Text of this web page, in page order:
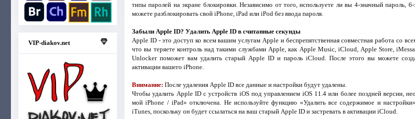
VIP-diakov.net
типы паролей на экране блокировки. Независимо от того, используете ли вы 4-значный пароль,
можете разблокировать свой iPhone, iPad или iPod без ввода пароля.
Забыли Apple ID? Удалить Apple ID в считанные секунды
Apple ID - это доступ ко всем вашим услугам Apple и беспрепятственная совместная работа со
что вы теряете контроль над такими службами Apple, как Apple Music, iCloud, Apple Store,
Unlocker поможет вам удалить старый Apple ID и пароль iCloud. После этого вы можете
активации вашего iPhone.
Внимание: После удаления Apple ID все данные и настройки будут удалены.
Чтобы удалить Apple ID с устройств iOS под управлением iOS 11.4 или более поздней версии,
мой iPhone / iPad» отключена. Не используйте функцию «Удалить все содержимое и
iTunes, поскольку он будет ссылаться на ваш старый Apple ID и застревать в активации iCloud.